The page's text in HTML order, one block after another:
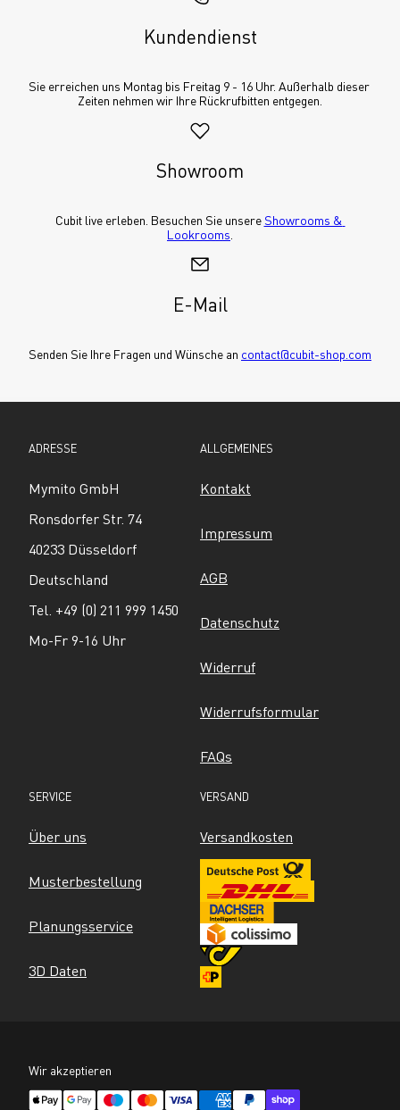
Kundendienst
Sie erreichen uns Montag bis Freitag 9 - 16 Uhr. Außerhalb dieser
Zeiten nehmen wir Ihre Rückrufbitten entgegen.
Showroom
Cubit live erleben. Besuchen Sie unsere Showrooms &
Lookrooms
E-Mail
Senden Sie Ihre Fragen und Wünsche an contact@cubit-shop.com
ADRESSE
Mymito GmbH
Ronsdorfer Str. 74
40233 Düsseldorf
Deutschland
Tel. +49 (0) 211 999 1450
Mo-Fr 9-16 Uhr
ALLGEMEINES
Kontakt
Impressum
AGB
Datenschutz
Widerruf
Widerrufsformular
FAQs
SERVICE
Über uns
Musterbestellung
Planungsservice
3D Daten
VERSAND
Versandkosten
Wir akzeptieren